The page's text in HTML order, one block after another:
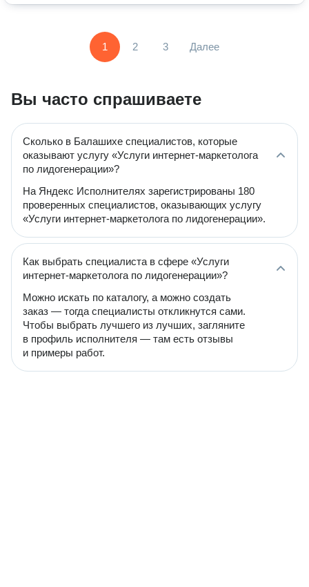
1 2 3 Далее
Вы часто спрашиваете
Сколько в Балашихе специалистов, которые
оказывают услугу «Услуги интернет-маркетолога
по лидогенерации»?
На Яндекс Исполнителях зарегистрированы 180
проверенных специалистов, оказывающих услугу
«Услуги интернет-маркетолога по лидогенерации».
Как выбрать специалиста в сфере «Услуги
интернет-маркетолога по лидогенерации»?
Можно искать по каталогу, а можно создать
заказ — тогда специалисты откликнутся сами.
Чтобы выбрать лучшего из лучших, загляните
в профиль исполнителя — там есть отзывы
и примеры работ.